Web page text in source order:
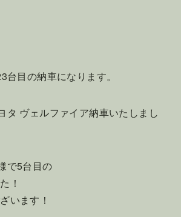
台目の納車になります。
タ ヴェルファイア納車いたしまし
で5台目の
！
います！